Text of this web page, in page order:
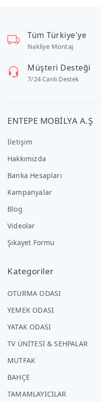
Tüm Türkiye'ye
Nakliye Montaj
Müşteri Desteği
7/24 Canlı Destek
ENTEPE MOBİLYA A.Ş
İletişim
Hakkımızda
Banka Hesapları
Kampanyalar
Blog
Videolar
Şikayet Formu
Kategoriler
OTURMA ODASI
YEMEK ODASI
YATAK ODASI
TV ÜNİTESİ & SEHPALAR
MUTFAK
BAHÇE
TAMAMLAYICILAR